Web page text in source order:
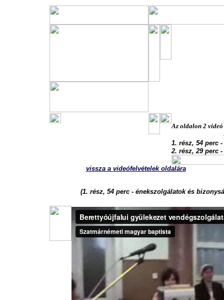
Az oldalon 2
1. rész, 54 perc
2. rész, 29 perc -
vissza a videófelvételek oldalára
(1. rész, 54 perc - énekszolgálatok és